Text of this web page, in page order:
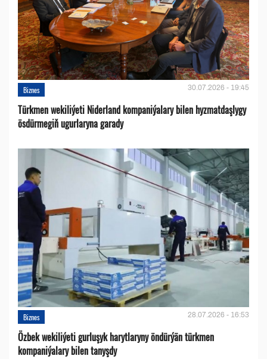
Biznes 30.07.2026 - 19:45
Türkmen wekiliýeti Niderland kompaniýalary bilen hyzmatdaşlygy
ösdürmegiň ugurlaryna garady
Biznes 28.07.2026 - 16:53
Özbek wekiliýeti gurluşyk harytlaryny öndürýän türkmen
kompaniýalary bilen tanyşdy